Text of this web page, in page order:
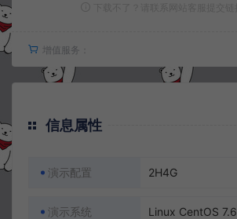
增值服务：
信息属性
演示配置 2H4G
演示系统 Linux CentOS 7.6